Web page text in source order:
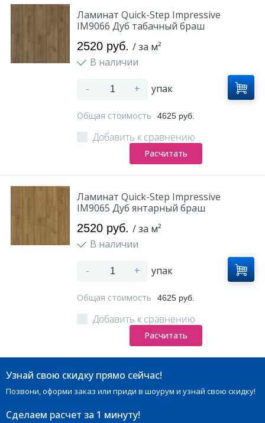
Ламинат Quick-Step Impressive
IM9066 Дуб табачный браш
2520 руб. / за м²
В наличии
- + упак
Общая стоимость 4625 руб.
Добавить к сравнению
Расчитать
Ламинат Quick-Step Impressive
IM9065 Дуб янтарный браш
2520 руб. / за м²
В наличии
- + упак
Общая стоимость 4625 руб.
Добавить к сравнению
Расчитать
Узнай свою скидку прямо сейчас!
Позвони, оформи заказ или приди в шоурум и узнай свою скидку!
Сделаем расчет за 1 минуту!